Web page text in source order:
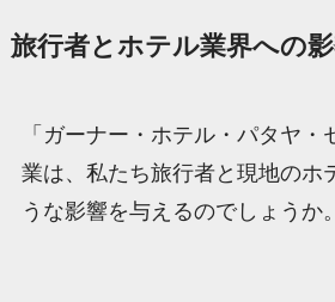
旅行者とホテル業界への
「ガーナー・ホテル・パタヤ・
業は、私たち旅行者と現地のホ
うな影響を与えるのでしょうか。